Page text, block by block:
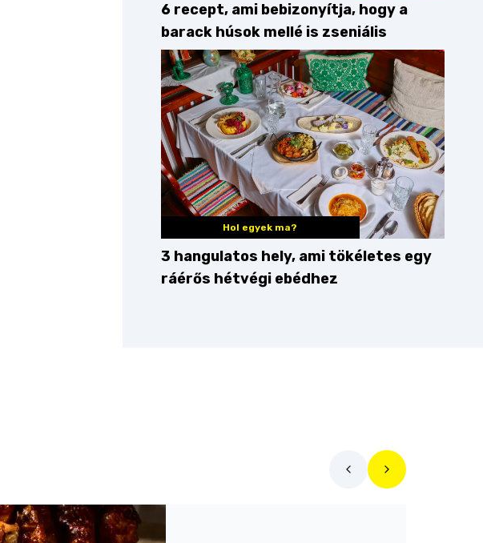
6 recept, ami bebizonyítja, hogy a
barack húsok mellé is zseniális
Hol egyek ma?
3 hangulatos hely, ami tökéletes egy
ráérős hétvégi ebédhez